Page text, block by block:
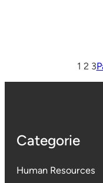
1 2 3
Categorie
Human Resources